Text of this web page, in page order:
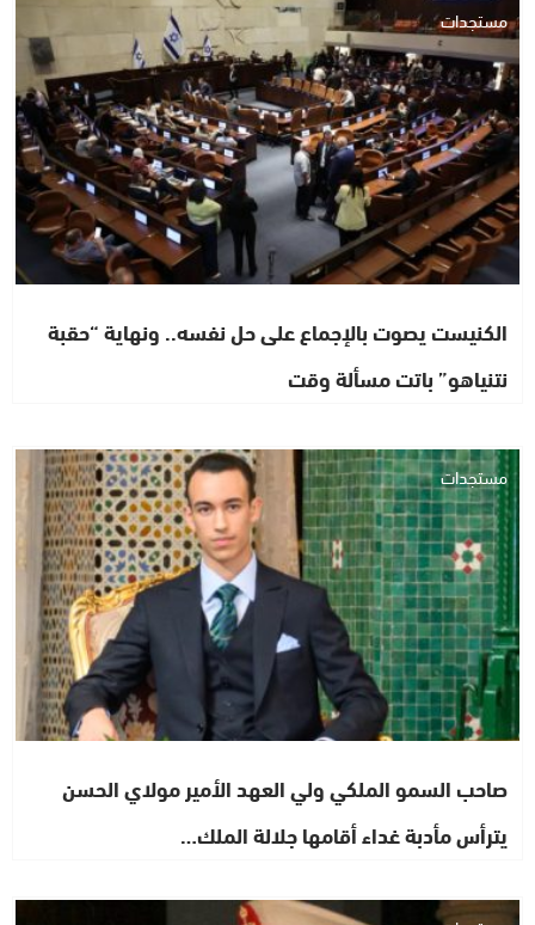
مستجدات
الكنيست يصوت بالإجماع على حل نفسه.. ونهاية “حقبة
نتنياهو” باتت مسألة وقت
مستجدات
صاحب السمو الملكي ولي العهد الأمير مولاي الحسن
يترأس مأدبة غداء أقامها جلالة الملك…